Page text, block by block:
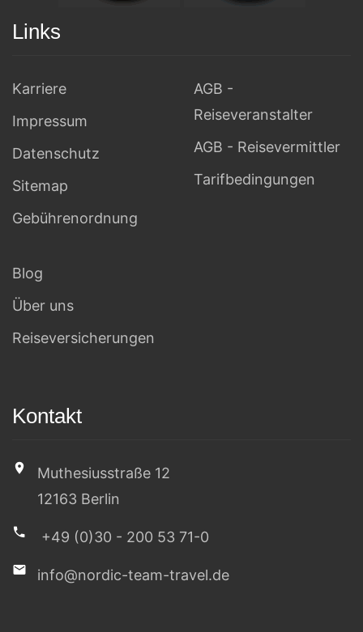
Links
Karriere
Impressum
Datenschutz
Sitemap
Gebührenordnung
AGB -
Reiseveranstalter
AGB - Reisevermittler
Tarifbedingungen
Blog
Über uns
Reiseversicherungen
Kontakt
Muthesiusstraße 12
12163 Berlin
+49 (0)30 - 200 53 71-0
info@nordic-team-travel.de